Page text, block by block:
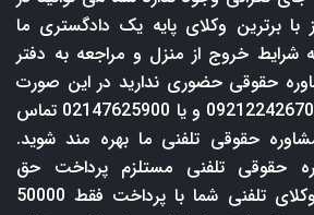
با برترین وکلای پایه یک دادگستری ما
شرایط خروج از منزل و مراجعه به دفتر
حقوقی حضوری ندارید در این صورت
نیز می توانید با شماره 09212242670 و یا 02147625900 تماس
حقوقی تلفنی ما بهره مند شوید.
حقوقی تلفنی مستلزم پرداخت حق
المشاوره است اما در وکلای تلفنی شما با پرداخت فقط 50000